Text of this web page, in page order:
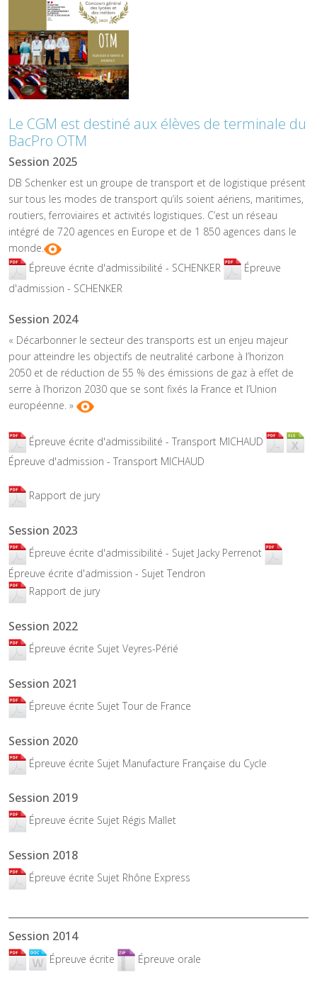
Le CGM est destiné aux élèves de terminale du
BacPro OTM
Session 2025
DB Schenker est un groupe de transport et de logistique présent
sur tous les modes de transport qu’ils soient aériens, maritimes,
routiers, ferroviaires et activités logistiques. C’est un réseau
intégré de 720 agences en Europe et de 1 850 agences dans le
monde.
Épreuve écrite d'admissibilité - SCHENKER
Épreuve
d'admission - SCHENKER
Session 2024
« Décarbonner le secteur des transports est un enjeu majeur
pour atteindre les objectifs de neutralité carbone à l’horizon
2050 et de réduction de 55 % des émissions de gaz à effet de
serre à l’horizon 2030 que se sont fixés la France et l’Union
européenne. »
Épreuve écrite d'admissibilité - Transport MICHAUD
Épreuve d'admission - Transport MICHAUD
Rapport de jury
Session 2023
Épreuve écrite d'admissibilité - Sujet Jacky Perrenot
Épreuve écrite d'admission - Sujet Tendron
Rapport de jury
Session 2022
Épreuve écrite Sujet Veyres-Périé
Session 2021
Épreuve écrite Sujet Tour de France
Session 2020
Épreuve écrite Sujet Manufacture Française du Cycle
Session 2019
Épreuve écrite Sujet Régis Mallet
Session 2018
Épreuve écrite Sujet Rhône Express
Session 2014
Épreuve écrite Épreuve orale